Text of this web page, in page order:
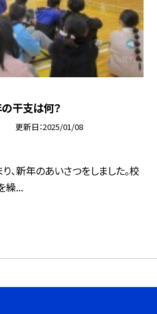
干支は何？
更新日 2025/01/08
新年のあいさつをしました。校
繰...